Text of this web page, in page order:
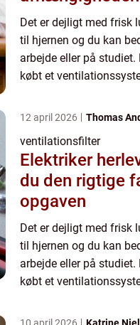
Det er dejligt med frisk
til hjernen og du kan
arbejde eller på
købt et
12 april 2026 Thomas
ventilationsfilter
Elektriker herlev sådan
du den rigtige
opgaven
Det er dejligt med frisk
til hjernen og du kan
arbejde eller på
købt et
10 april 2026 Katrine